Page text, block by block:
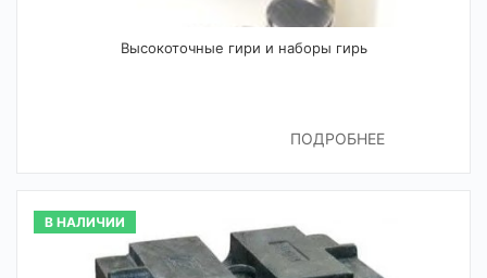
Высокоточные гири и наборы гирь
ПОДРОБНЕЕ
В НАЛИЧИИ